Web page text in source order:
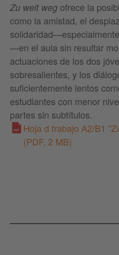
Zu weit weg ofrece la
como la amistad, el
—en el aula sin resultar
actuaciones de los dos
sobresalientes, y los
suficientemente lentos
estudiantes con menor
partes sin subtítulos.
Hoja d trabajo A2/B1
(PDF, 2 MB)